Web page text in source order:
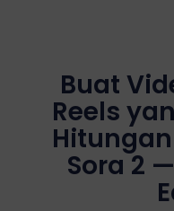
Buat
Reels
Sora 2